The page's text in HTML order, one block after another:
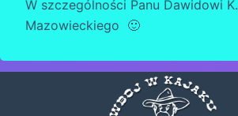
W szczególności Panu Dawidowi
Mazowieckiego 🙂